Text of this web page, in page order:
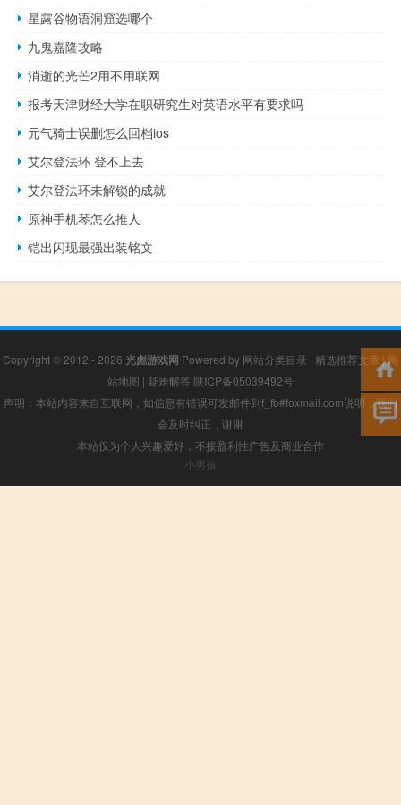
星露谷物语洞窟选哪个
九鬼嘉隆攻略
消逝的光芒2用不用联网
报考天津财经大学在职研究生对英语水平有要求吗
元气骑士误删怎么回档ios
艾尔登法环 登不上去
艾尔登法环未解锁的成就
原神手机琴怎么推人
铠出闪现最强出装铭文
Copyright © 2012 - 2026 光彪游戏网 Powered by 网站分类目录 | 精选推荐文章 |网
站地图 | 疑难解答 陕ICP备05039492号
声明：本站内容来自互联网，如信息有错误可发邮件到f_fb#foxmail.com说明，我们
会及时纠正，谢谢
本站仅为个人兴趣爱好，不接盈利性广告及商业合作
小男孩